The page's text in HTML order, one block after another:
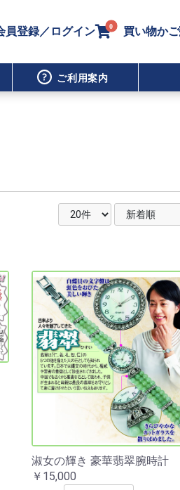
員登録／ログイン 0 買い物かご
ご利用案内
淑女の輝き 豪華翡翠腕時計
￥15,000